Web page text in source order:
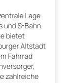
Lage
und S-Bahn.
bietet
Altstadt
Fahrrad
zahlreiche